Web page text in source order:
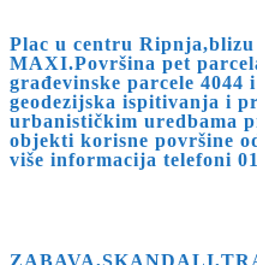
to
the
Plac u centru Ripnja,blizu
MAXI.Površina pet
građevinske parcele 4044
geodezijska ispitivanja i
urbanističkim uredbama
objekti korisne površine
više informacija telefoni